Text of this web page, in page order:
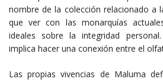
nombre de la colección relacionado a
que ver con las monarquías
ideales sobre la integridad
implica hacer una conexión entre el
Las propias vivencias de Maluma